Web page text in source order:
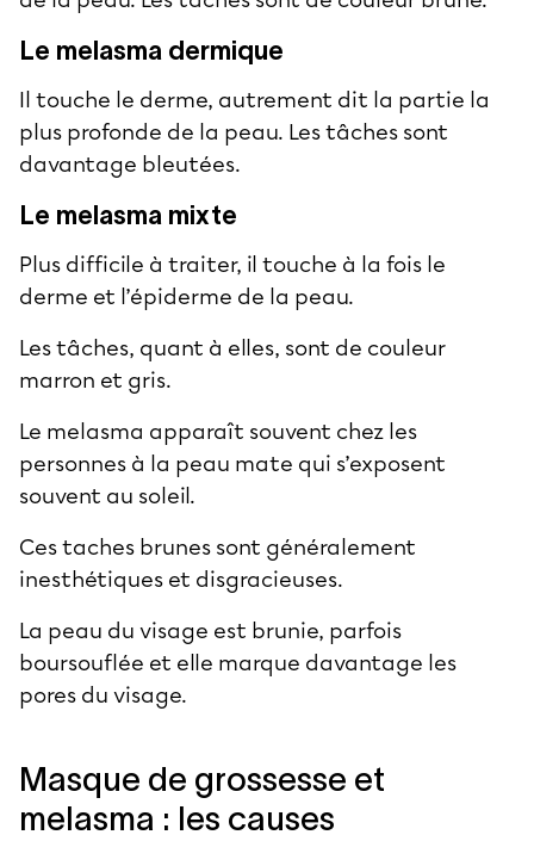
Le melasma dermique
Il touche le derme, autrement dit la partie la
plus profonde de la peau. Les tâches sont
davantage bleutées.
Le melasma mixte
Plus difficile à traiter, il touche à la fois le
derme et l’épiderme de la peau.
Les tâches, quant à elles, sont de couleur
marron et gris.
Le melasma apparaît souvent chez les
personnes à la peau mate qui s’exposent
souvent au soleil.
Ces taches brunes sont généralement
inesthétiques et disgracieuses.
La peau du visage est brunie, parfois
boursouflée et elle marque davantage les
pores du visage.
Masque de grossesse et
melasma : les causes